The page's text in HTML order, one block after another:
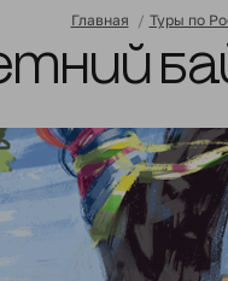
Главная / Туры по